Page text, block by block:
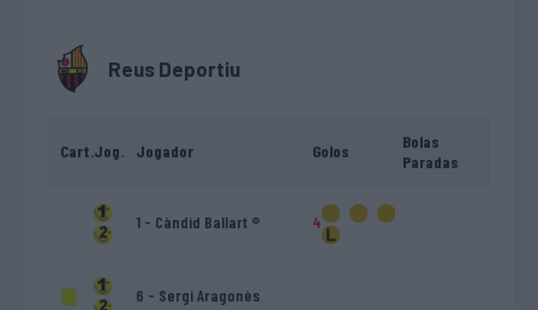
Reus Deportiu
Cart.Jog. Jogador Golos
Bolas
Paradas
1 - Càndid Ballart ® 4
6 - Sergi Aragonès